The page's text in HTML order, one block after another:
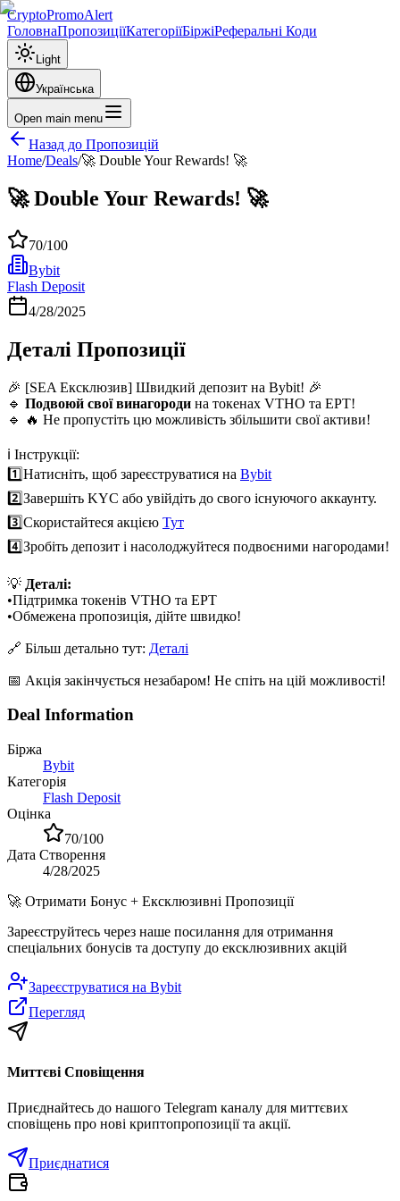
CryptoPromoAlert
ГоловнаПропозиціїКатегоріїБіржіРеферальні Коди
Light
Українська
Open main menu
Назад до Пропозицій
Home/Deals/🚀 Double Your Rewards! 🚀
🚀 Double Your Rewards! 🚀
70/100
Bybit
Flash Deposit
4/28/2025
Деталі Пропозиції
🎉 [SEA Ексклюзив] Швидкий депозит на Bybit! 🎉
🔹 Подвоюй свої винагороди на токенах VTHO та EPT!
🔹 🔥 Не пропустіть цю можливість збільшити свої активи!
ℹ️ Інструкції:
1️⃣Натисніть, щоб зареєструватися на Bybit
2️⃣Завершіть KYC або увійдіть до свого існуючого аккаунту.
3️⃣Скористайтеся акцією Тут
4️⃣Зробіть депозит і насолоджуйтеся подвоєними нагородами!
💡 Деталі:
•Підтримка токенів VTHO та EPT
•Обмежена пропозиція, дійте швидко!
🔗 Більш детально тут: Деталі
📅 Акція закінчується незабаром! Не спіть на цій можливості!
Deal Information
Біржа
Bybit
Категорія
Flash Deposit
Оцінка
70/100
Дата Створення
4/28/2025
🚀 Отримати Бонус + Ексклюзивні Пропозиції
Зареєструйтесь через наше посилання для отримання
спеціальних бонусів та доступу до ексклюзивних акцій
Зареєструватися на Bybit
Перегляд
Миттєві Сповіщення
Приєднайтесь до нашого Telegram каналу для миттєвих
сповіщень про нові криптопропозиції та акції.
Приєднатися